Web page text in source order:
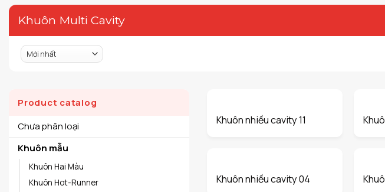
Khuôn Multi Cavity
Product catalog
Chưa phân loại
Khuôn mẫu
Khuôn Hai Màu
Khuôn Hot-Runner
Khuôn nhiều cavity 11
Khuôn nhiều cavity 04